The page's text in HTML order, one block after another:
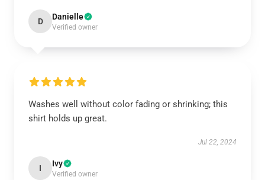
D Danielle
Verified owner
Washes well without color fading or shrinking; this
shirt holds up great.
Jul 22, 2024
I Ivy
Verified owner